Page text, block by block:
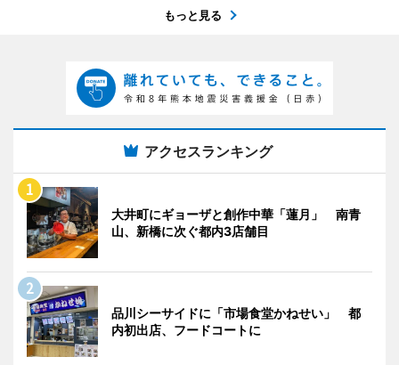
もっと見る
アクセスランキング
大井町にギョーザと創作中華「蓮月」 南青
山、新橋に次ぐ都内3店舗目
品川シーサイドに「市場食堂かねせい」 都
内初出店、フードコートに